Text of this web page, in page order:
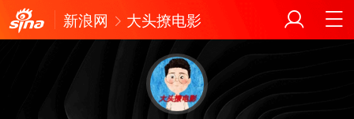
新浪网 大头撩电影